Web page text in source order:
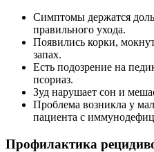
Симптомы держатся
правильного ухода.
Появились корки,
запах.
Есть подозрение на
псориаз.
Зуд нарушает сон и
Проблема возникла у
пациента с
Профилактика